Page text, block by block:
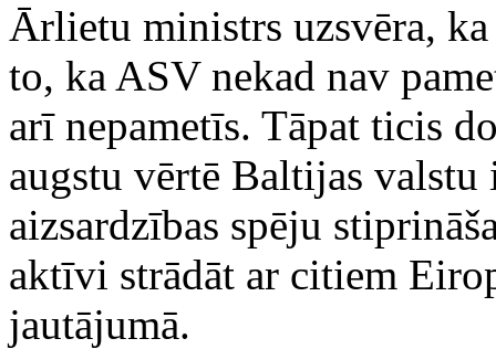
Ārlietu ministrs uzsvēra,
to, ka ASV nekad nav
arī nepametīs. Tāpat ticis
augstu vērtē Baltijas
aizsardzības spēju
aktīvi strādāt ar citiem
jautājumā.